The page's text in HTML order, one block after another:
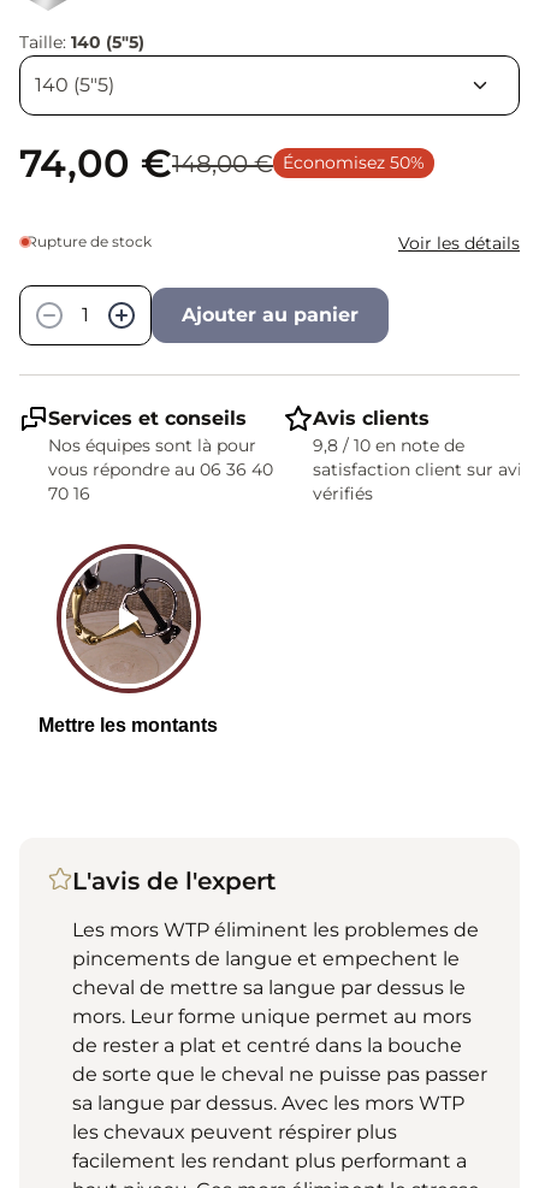
Taille: 140 (5"5)
74,00 €148,00 € Économisez 50%
Rupture de stock Voir les détails
−
+ Ajouter au panier
Services et conseils
Nos équipes sont là pour
vous répondre au 06 36 40
70 16
Avis clients
9,8 / 10 en note de
satisfaction client sur avis
vérifiés
L'avis de l'expert
Les mors WTP éliminent les problemes de
pincements de langue et empechent le
cheval de mettre sa langue par dessus le
mors. Leur forme unique permet au mors
de rester a plat et centré dans la bouche
de sorte que le cheval ne puisse pas passer
sa langue par dessus. Avec les mors WTP
les chevaux peuvent réspirer plus
facilement les rendant plus performant a